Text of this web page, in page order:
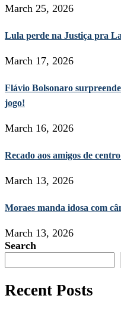
March 25, 2026
Lula perde na Justiça pra
March 17, 2026
Flávio Bolsonaro
jogo!
March 16, 2026
Recado aos amigos de
March 13, 2026
Moraes manda idosa com
March 13, 2026
Search
Recent Posts